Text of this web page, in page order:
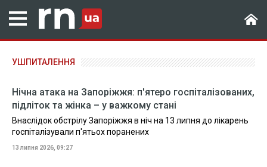
УШПИТАЛЕННЯ
Нічна атака на Запоріжжя: п'ятеро госпіталізованих,
підліток та жінка – у важкому стані
Внаслідок обстрілу Запоріжжя в ніч на 13 липня до лікарень
госпіталізували п'ятьох поранених
13 липня 2026, 09:27